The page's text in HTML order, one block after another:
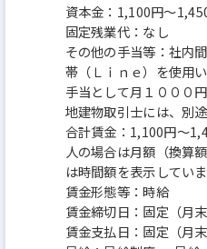
資本金：1,100円〜
固定残業代：なし
その他の手当等：社内
帯（Ｌｉｎｅ）を使用
手当として月１００
地建物取引士には、別
合計賃金：1,100円～
人の場合は月額（換算
は時間額を表示していま
賃金形態等：時給
賃金締切日：固定（月末
賃金支払日：固定（月